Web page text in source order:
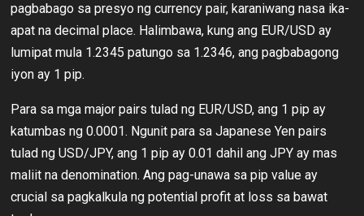
pagbabago sa presyo ng currency pair, karaniwang nasa ika-
apat na decimal place. Halimbawa, kung ang EUR/USD ay
lumipat mula 1.2345 patungo sa 1.2346, ang pagbabagong
iyon ay 1 pip.
Para sa mga major pairs tulad ng EUR/USD, ang 1 pip ay
katumbas ng 0.0001. Ngunit para sa Japanese Yen pairs
tulad ng USD/JPY, ang 1 pip ay 0.01 dahil ang JPY ay mas
maliit na denomination. Ang pag-unawa sa pip value ay
crucial sa pagkalkula ng potential profit at loss sa bawat